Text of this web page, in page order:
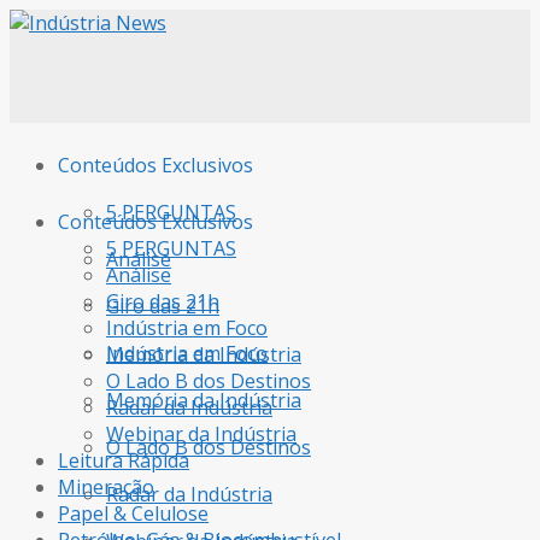
Conteúdos Exclusivos
5 PERGUNTAS
Análise
Giro das 21h
Indústria em Foco
Memória da Indústria
O Lado B dos Destinos
Radar da Indústria
Conteúdos Exclusivos
5 PERGUNTAS
Análise
Giro das 21h
Indústria em Foco
Memória da Indústria
O Lado B dos Destinos
Radar da Indústria
Webinar da Indústria
Leitura Rápida
Mineração
Papel & Celulose